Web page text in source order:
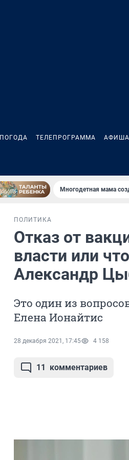
ПОГОДА ТЕЛЕПРОГРАММА АФИША
Многодетная мама
ПОЛИТИКА
Отказ от
власти или
Александр
Это один из
Елена Ионайтис
28 декабря 2021, 17:45 4 158
11 комментариев